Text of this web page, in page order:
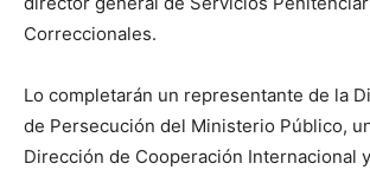
Correccionales.
Lo completarán un representante de la
de Persecución del Ministerio Público,
Dirección de Cooperación Internacional